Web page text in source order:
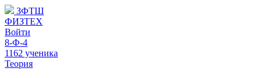
ЗФТШ
ФИЗТЕХ
Войти
8-Ф-4
1162 ученика
Теория